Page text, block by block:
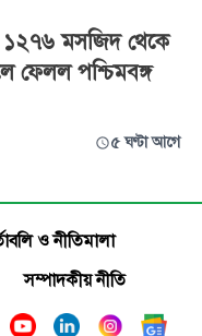
১২৭৬ মসজিদ থেকে
ফেলল পশ্চিমবঙ্গ
৫ ঘণ্টা আগে
ও নীতিমালা
সম্পাদকীয় নীতি